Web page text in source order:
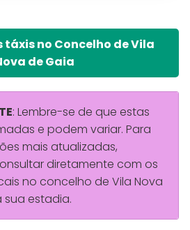
táxis no Concelho de Vila
de Gaia
: Lembre-se de que estas
e podem variar. Para
mais atualizadas,
diretamente com os
no concelho de Vila Nova
estadia.